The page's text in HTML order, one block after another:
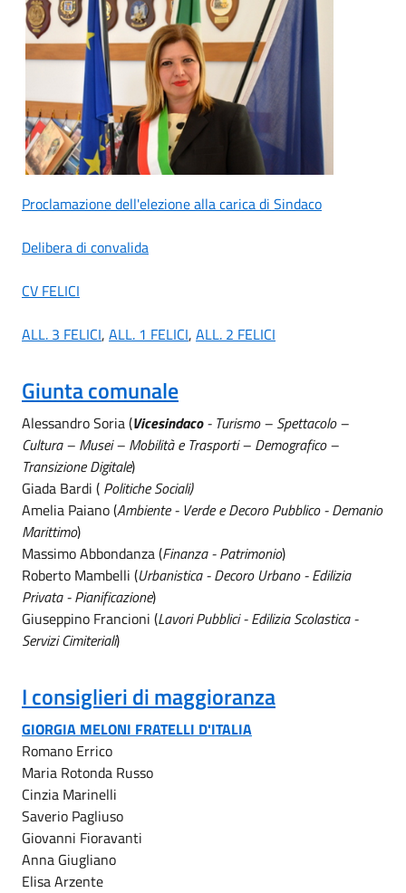
Proclamazione dell'elezione alla carica di Sindaco
Delibera di convalida
CV FELICI
ALL. 3 FELICI, ALL. 1 FELICI, ALL. 2 FELICI
Giunta comunale
Alessandro Soria (Vicesindaco- Turismo – Spettacolo –
Cultura – Musei – Mobilità e Trasporti – Demografico –
Transizione Digitale)
Giada Bardi ( Politiche Sociali)
Amelia Paiano (Ambiente - Verde e Decoro Pubblico - Demanio
Marittimo)
Massimo Abbondanza (Finanza - Patrimonio)
Roberto Mambelli (Urbanistica - Decoro Urbano - Edilizia
Privata - Pianificazione)
Giuseppino Francioni (Lavori Pubblici - Edilizia Scolastica -
Servizi Cimiteriali)
I consiglieri di maggioranza
GIORGIA MELONI FRATELLI D'ITALIA
Romano Errico
Maria Rotonda Russo
Cinzia Marinelli
Saverio Pagliuso
Giovanni Fioravanti
Anna Giugliano
Elisa Arzente